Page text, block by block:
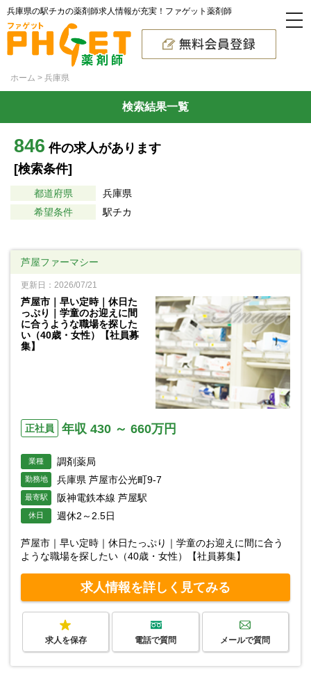
兵庫県の駅チカの薬剤師求人情報が充実！ファゲット薬剤師
ホーム 兵庫県
検索結果一覧
846 件の求人があります
[検索条件]
都道府県
兵庫県
希望条件
駅チカ
芦屋ファーマシー
更新日：2026/07/21
芦屋市｜早い定時｜休日た
っぷり｜学童のお迎えに間
に合うような職場を探した
い（40歳・女性）【社員募
集】
正社員 年収 430 ～ 660万円
業種 調剤薬局
勤務地 兵庫県 芦屋市公光町9-7
最寄駅 阪神電鉄本線 芦屋駅
休日 週休2～2.5日
芦屋市｜早い定時｜休日たっぷり｜学童のお迎えに間に合う
ような職場を探したい（40歳・女性）【社員募集】
求人情報を詳しく見てみる
求人を保存 電話で質問 メールで質問